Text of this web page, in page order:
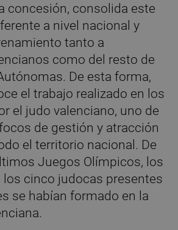
concesión, consolida este
a nivel nacional y
tanto a
como del resto de
De esta forma,
el trabajo realizado en los
el judo valenciano, uno de
de gestión y atracción
el territorio nacional. De
Juegos Olímpicos, los
los cinco judocas presentes
se habían formado en la